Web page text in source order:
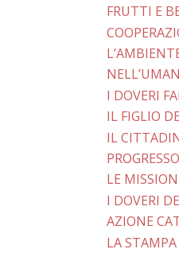
FRUTTI E
I DOVERI
IL FIGLIO
IL
LE
I DOVERI
AZIONE
LA STAMPA